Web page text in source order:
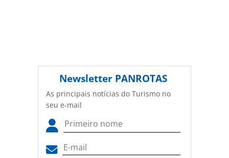
Newsletter PANROTAS
As principais notícias do Turismo no
seu e-mail